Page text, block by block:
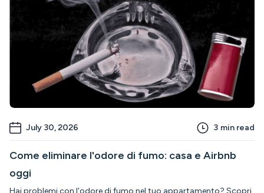
July 30, 2026 3 min read
Come eliminare l'odore di fumo: casa e Airbnb
oggi
Hai problemi con l'odore di fumo nel tuo appartamento? Scopri